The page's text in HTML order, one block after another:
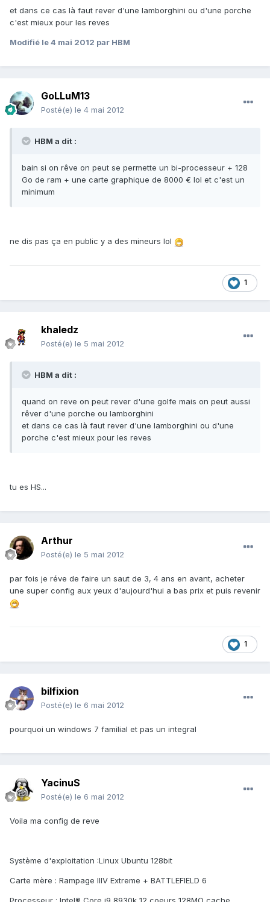
et dans ce cas là faut rever d'une lamborghini ou d'une porche
c'est mieux pour les reves
Modifié le 4 mai 2012 par HBM
GoLLuM13
Posté(e) le 4 mai 2012
HBM a dit :
bain si on rêve on peut se permette un bi-processeur + 128
Go de ram + une carte graphique de 8000 € lol et c'est un
minimum
ne dis pas ça en public y a des mineurs lol
1
khaledz
Posté(e) le 5 mai 2012
HBM a dit :
quand on reve on peut rever d'une golfe mais on peut aussi
rêver d'une porche ou lamborghini
et dans ce cas là faut rever d'une lamborghini ou d'une
porche c'est mieux pour les reves
tu es HS...
Arthur
Posté(e) le 5 mai 2012
par fois je réve de faire un saut de 3, 4 ans en avant, acheter
une super config aux yeux d'aujourd'hui a bas prix et puis revenir
1
bilfixion
Posté(e) le 6 mai 2012
pourquoi un windows 7 familial et pas un integral
YacinuS
Posté(e) le 6 mai 2012
Voila ma config de reve
Système d'exploitation :Linux Ubuntu 128bit
Carte mère : Rampage IIIV Extreme + BATTLEFIELD 6